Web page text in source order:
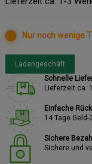
Nur noch wenige
Ladengeschäft
Schnelle
Lieferzeit ca.
Einfache
14 Tage
Sichere
Sichere und